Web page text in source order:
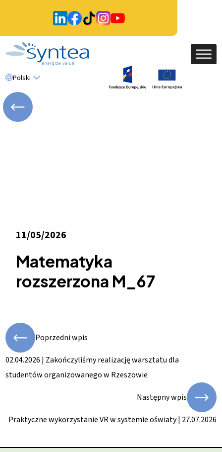
Polski
11/05/2026
Matematyka
rozszerzona M_67
Poprzedni wpis
02.04.2026 | Zakończyliśmy realizację warsztatu dla
studentów organizowanego w Rzeszowie
Następny wpis
Praktyczne wykorzystanie VR w systemie oświaty | 27.07.2026